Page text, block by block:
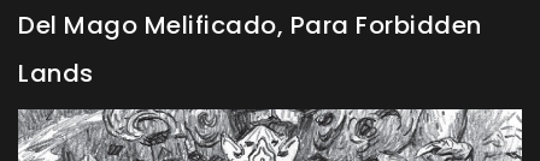
Del Mago Melificado, Para Forbidden
Lands